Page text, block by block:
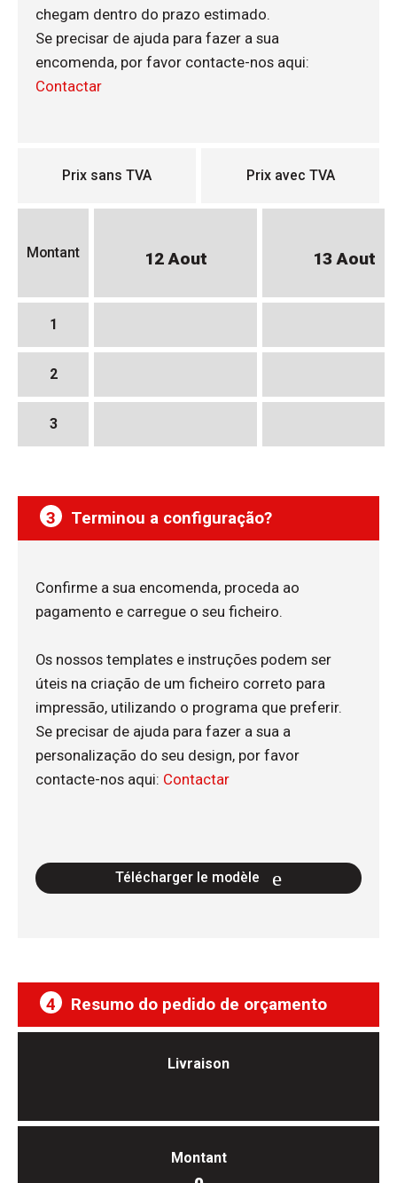
chegam dentro do prazo estimado.
Se precisar de ajuda para fazer a sua
encomenda, por favor contacte-nos aqui:
Contactar
Prix sans TVA Prix avec TVA
Montant 12 Aout 13 Aout
1
2
3
3 Terminou a configuração?
Confirme a sua encomenda, proceda ao
pagamento e carregue o seu ficheiro.
Os nossos templates e instruções podem ser
úteis na criação de um ficheiro correto para
impressão, utilizando o programa que preferir.
Se precisar de ajuda para fazer a sua a
personalização do seu design, por favor
contacte-nos aqui: Contactar
Télécharger le modèle
4 Resumo do pedido de orçamento
Livraison
Montant